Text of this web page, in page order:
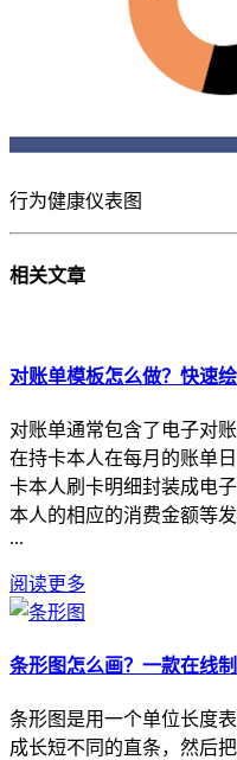
行为健康仪表图
相关文章
对账单模板怎么做？快速
对账单通常包含了电子对
在持卡本人在每月的账单
卡本人刷卡明细封装成电
本人的相应的消费金额等
...
阅读更多
条形图怎么画？一款在线
条形图是用一个单位长度
成长短不同的直条，然后